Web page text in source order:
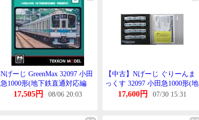
Nげーじ GreenMax 32097 小田
急1000形(地下鉄直通対応編
成・車番選択式)増結4両編成
17,505円 08/06 20:03
【中古】Nげーじ ぐりーんま
っくす 32097 小田急1000形(地
下鉄直通対応編成・車番選択
17,600円 07/30 15:31